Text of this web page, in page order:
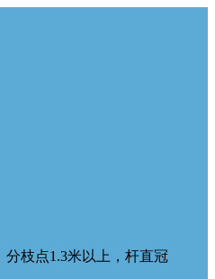
枝点1.3米以上，杆直冠